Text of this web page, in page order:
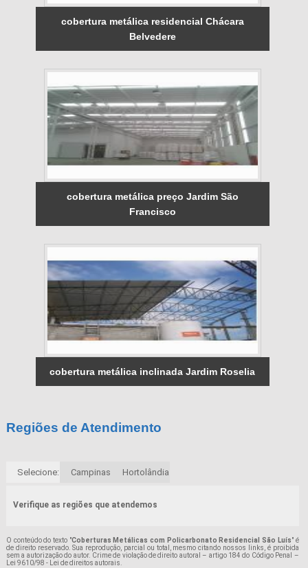
cobertura metálica residencial Chácara
Belvedere
cobertura metálica preço Jardim São
Francisco
cobertura metálica inclinada Jardim Roselia
Regiões de Atendimento
Selecione: Campinas Hortolândia
Verifique as regiões que atendemos
O conteúdo do texto "Coberturas Metálicas com Policarbonato Residencial São Luís" é
de direito reservado. Sua reprodução, parcial ou total, mesmo citando nossos links, é proibida
sem a autorização do autor. Crime de violação de direito autoral – artigo 184 do Código Penal –
Lei 9610/98 - Lei de direitos autorais